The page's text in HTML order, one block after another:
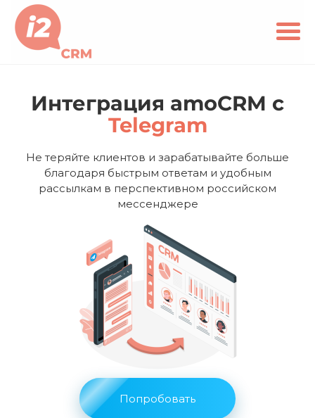
Интеграция amoCRM c
Telegram
Не теряйте клиентов и зарабатывайте больше
благодаря быстрым ответам и удобным
рассылкам в перспективном российском
мессенджере
Попробовать